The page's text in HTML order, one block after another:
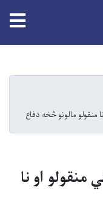
منقولو مالونو څخه دفاع
او نا